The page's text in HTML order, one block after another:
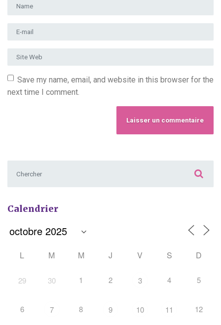
Prénom et nom
Adresse e-mail
Site Web
Save my name, email, and website in this browser for the
next time I comment.
Calendrier
L M M J V S D
29 30 1 2 3 4 5
6 7 8 9 10 11 12